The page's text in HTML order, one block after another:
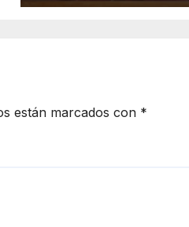
ganaderos
están marcados con *